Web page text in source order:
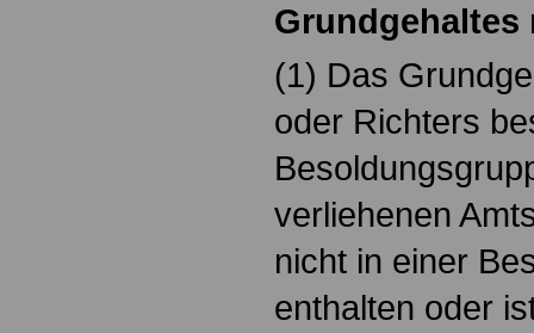
Grundgehaltes
(1) Das
oder Richters
verliehenen
nicht in einer
enthalten oder